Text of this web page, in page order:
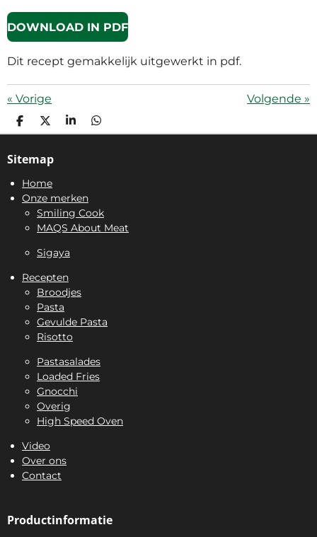
DOWNLOAD IN PDF
Dit recept gemakkelijk uitgewerkt in pdf.
« Vorige Volgende »
D
E
E
D
E
L
S
H
D
E
Sitemap
Home
Onze merken
Smiling Cook
MAQS About Meat
Sigaya
Recepten
Broodjes
Pasta
Gevulde Pasta
Risotto
Pastasalades
Loaded Fries
Gnocchi
Overig
High Speed Oven
Video
Over ons
Contact
Productinformatie